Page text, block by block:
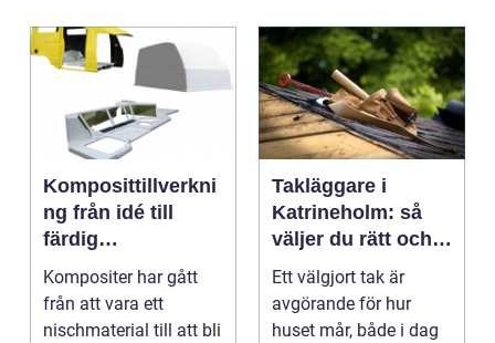
Komposittillverkni
ng från idé till
färdig
högpresterande
produkt
Kompositer har gått
från att vara ett
nischmaterial till att bli
Takläggare i
Katrineholm: så
väljer du rätt och
får ett tak som
håller
Ett välgjort tak är
avgörande för hur
huset mår, både i dag